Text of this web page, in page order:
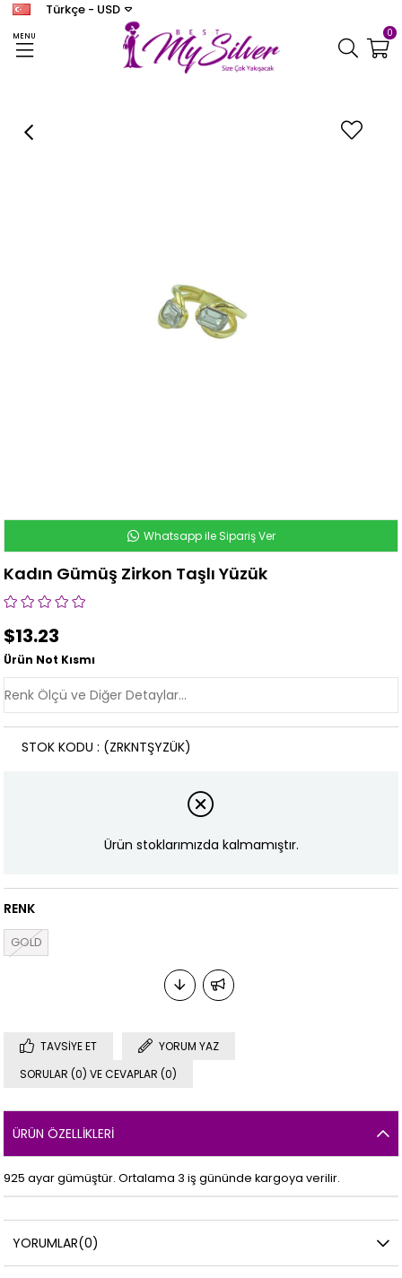
MENU
Türkçe - USD
0
Kadın Gümüş Zirkon Taşlı Yüzük
Whatsapp ile Sipariş Ver
Kadın Gümüş Zirkon Taşlı Yüzük
$13.23
Ürün Not Kısmı
(ZRKNTŞYZÜK)
STOK KODU
Ürün stoklarımızda kalmamıştır.
RENK
GOLD
TAVSIYE ET
YORUM YAZ
SORULAR (0) VE CEVAPLAR (0)
ÜRÜN ÖZELLIKLERI
925 ayar gümüştür. Ortalama 3 iş gününde kargoya verilir.
YORUMLAR(0)